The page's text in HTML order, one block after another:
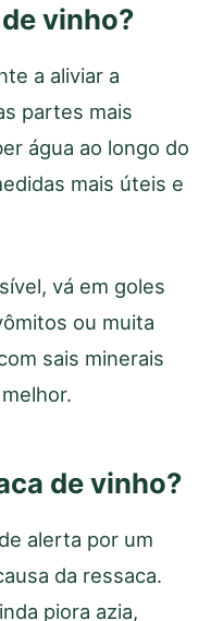
vinho?
a aliviar a
partes mais
água ao longo do
mais úteis e
vá em goles
ou muita
sais minerais
de vinho?
alerta por um
da ressaca.
piora azia,